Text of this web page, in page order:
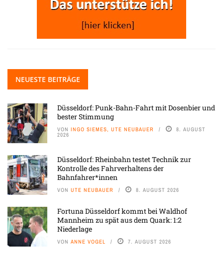
NEUESTE BEITRÄGE
Düsseldorf: Punk-Bahn-Fahrt mit Dosenbier und
bester Stimmung
VON INGO SIEMES, UTE NEUBAUER 8. AUGUST
2026
Düsseldorf: Rheinbahn testet Technik zur
Kontrolle des Fahrverhaltens der
Bahnfahrer*innen
VON UTE NEUBAUER 8. AUGUST 2026
Fortuna Düsseldorf kommt bei Waldhof
Mannheim zu spät aus dem Quark: 1:2
Niederlage
VON ANNE VOGEL 7. AUGUST 2026